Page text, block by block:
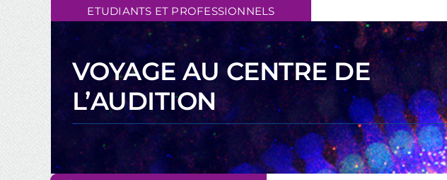
content
ETUDIANTS ET PROFESSIONNELS
VOYAGE AU CENTRE DE
L’AUDITION